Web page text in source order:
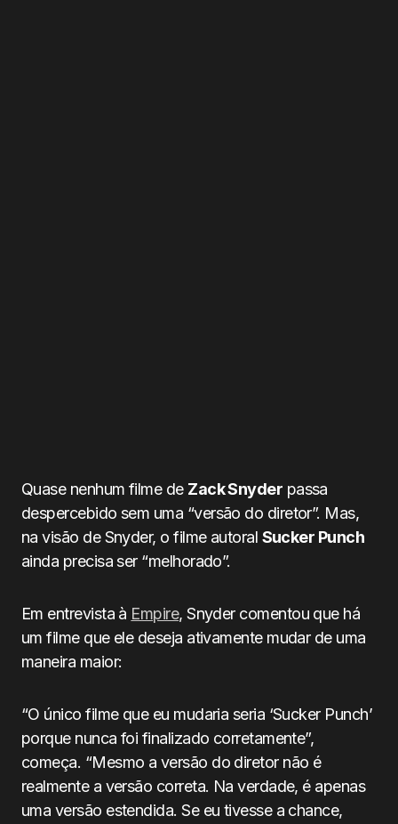
Quase nenhum filme de Zack Snyder passa
despercebido sem uma “versão do diretor”. Mas,
na visão de Snyder, o filme autoral Sucker Punch
ainda precisa ser “melhorado”.
Em entrevista à Empire, Snyder comentou que há
um filme que ele deseja ativamente mudar de uma
maneira maior:
“O único filme que eu mudaria seria ‘Sucker Punch’
porque nunca foi finalizado corretamente”,
começa. “Mesmo a versão do diretor não é
realmente a versão correta. Na verdade, é apenas
uma versão estendida. Se eu tivesse a chance,